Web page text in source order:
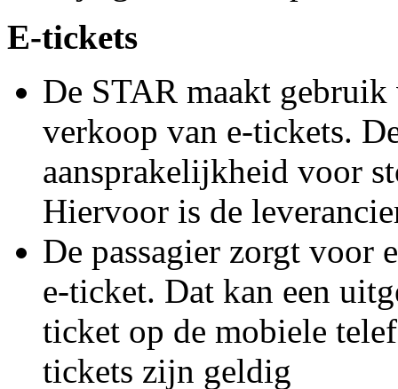
E-tickets
De STAR maakt gebruik
verkoop van e-tickets.
aansprakelijkheid voor
Hiervoor is de
De passagier zorgt voor
e-ticket. Dat kan een
ticket op de mobiele
tickets zijn geldig